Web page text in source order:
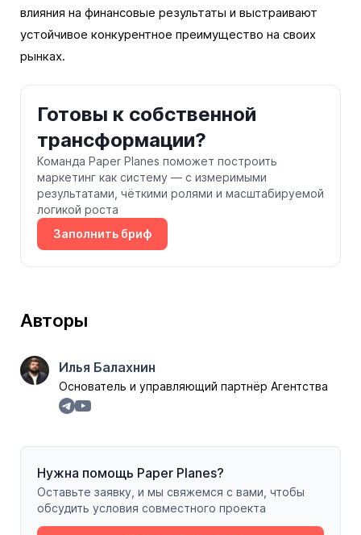
влияния на финансовые результаты и выстраивают
устойчивое конкурентное преимущество на своих
рынках.
Готовы к собственной
трансформации?
Команда Paper Planes поможет построить
маркетинг как систему — с измеримыми
результатами, чёткими ролями и масштабируемой
логикой роста
Заполнить бриф
Авторы
Илья Балахнин
Основатель и управляющий партнёр Агентства
Нужна помощь Paper Planes?
Оставьте заявку, и мы свяжемся с вами, чтобы
обсудить условия совместного проекта